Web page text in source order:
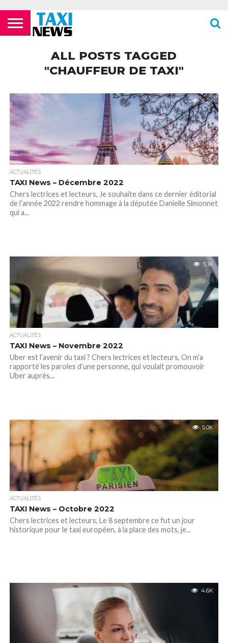
ACTUALITÉS
FORMATION
COMPAGNIES
AÉRIENNES /
ROISSY –
FOURRIÈRES
PHARMACIES
24H/24 OU
TOILETTES
PUBLIQUES
CONTACTER
CONFIDENTIALITÉALL POSTS TAGGED
"CHAUFFEUR DE TAXI"
5.2K
ACTUALITÉS
TAXI News – Décembre 2022
Chers lectrices et lecteurs, Je souhaite dans ce dernier éditorial
de l’année 2022 rendre hommage à la députée Danielle Simonnet
qui a...
5.1K
ACTUALITÉS
TAXI News – Novembre 2022
Uber est l’avenir du taxi ? Chers lectrices et lecteurs, On m’a
rapporté les paroles d’une personne, qui voulait promouvoir
Uber auprès...
5.0K
ACTUALITÉS
TAXI News – Octobre 2022
Chers lectrices et lecteurs, Le 8 septembre ce fut un jour
historique pour le taxi européen, à la place des mots, je...
4.6K